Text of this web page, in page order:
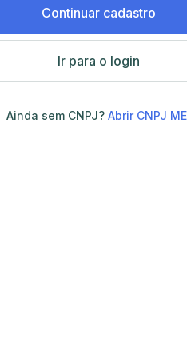
Continuar cadastro
Ir para o login
Ainda sem CNPJ? Abrir CNPJ